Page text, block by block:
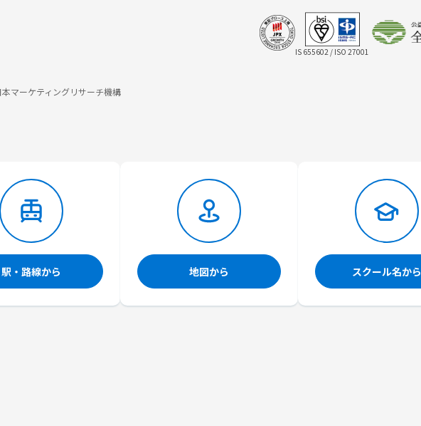
IS 655602 / ISO 27001
マーケティングリサーチ機構
駅・路線から 地図から スクール名から